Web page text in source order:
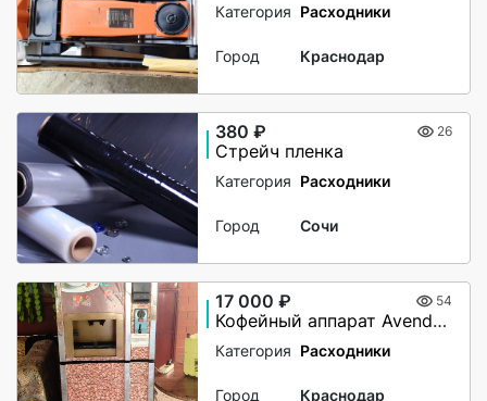
Категория Расходники
Город Краснодар
380 ₽ 26
Стрейч пленка
Категория Расходники
Город Сочи
17 000 ₽ 54
Кофейный аппарат Avend CM8D
Категория Расходники
Город Краснодар